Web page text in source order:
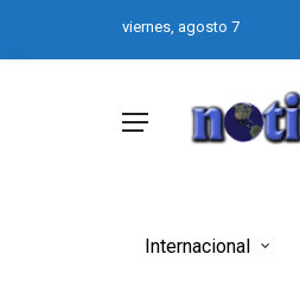
viernes, agosto 7
Internacional